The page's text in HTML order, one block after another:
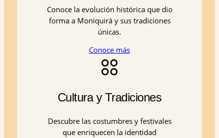
Conoce la evolución histórica que dio
forma a Moniquirá y sus tradiciones
únicas.
Conoce más
Cultura y Tradiciones
Descubre las costumbres y festivales
que enriquecen la identidad